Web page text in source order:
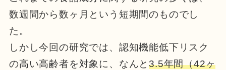
数週間から数ヶ月という短期間のものでし
た。
しかし今回の研究では、認知機能低下リスク
の高い高齢者を対象に、なんと3.5年間（42ヶ